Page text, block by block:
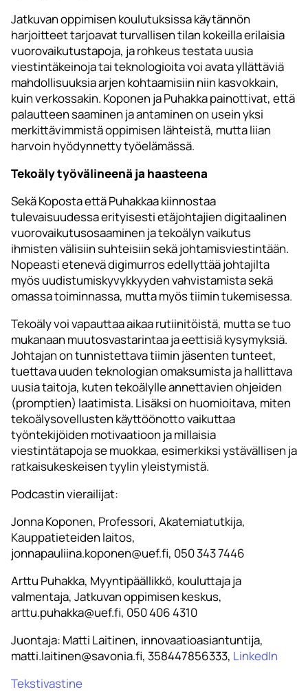
Jatkuvan oppimisen koulutuksissa käytännön
harjoitteet tarjoavat turvallisen tilan kokeilla erilaisia
vuorovaikutustapoja, ja rohkeus testata uusia
viestintäkeinoja tai teknologioita voi avata yllättäviä
mahdollisuuksia arjen kohtaamisiin niin kasvokkain,
kuin verkossakin. Koponen ja Puhakka painottivat, että
palautteen saaminen ja antaminen on usein yksi
merkittävimmistä oppimisen lähteistä, mutta liian
harvoin hyödynnetty työelämässä.
Tekoäly työvälineenä ja haasteena
Sekä Koposta että Puhakkaa kiinnostaa
tulevaisuudessa erityisesti etäjohtajien digitaalinen
vuorovaikutusosaaminen ja tekoälyn vaikutus
ihmisten välisiin suhteisiin sekä johtamisviestintään.
Nopeasti etenevä digimurros edellyttää johtajilta
myös uudistumiskyvykkyyden vahvistamista sekä
omassa toiminnassa, mutta myös tiimin tukemisessa.
Tekoäly voi vapauttaa aikaa rutiinitöistä, mutta se tuo
mukanaan muutosvastarintaa ja eettisiä kysymyksiä.
Johtajan on tunnistettava tiimin jäsenten tunteet,
tuettava uuden teknologian omaksumista ja hallittava
uusia taitoja, kuten tekoälylle annettavien ohjeiden
(promptien) laatimista. Lisäksi on huomioitava, miten
tekoälysovellusten käyttöönotto vaikuttaa
työntekijöiden motivaatioon ja millaisia
viestintätapoja se muokkaa, esimerkiksi ystävällisen ja
ratkaisukeskeisen tyylin yleistymistä.
Podcastin vierailijat:
Jonna Koponen, Professori, Akatemiatutkija,
Kauppatieteiden laitos,
jonnapauliina.koponen@uef.fi, 050 343 7446
Arttu Puhakka, Myyntipäällikkö, kouluttaja ja
valmentaja, Jatkuvan oppimisen keskus,
arttu.puhakka@uef.fi, 050 406 4310
Juontaja: Matti Laitinen, innovaatioasiantuntija,
matti.laitinen@savonia.fi, 358447856333, LinkedIn
Tekstivastine